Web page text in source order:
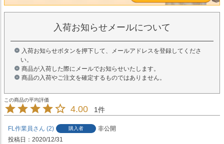
入荷お知らせメールについて
入荷お知らせボタンを押下して、メールアドレスを登録してくださ
い。
商品が入荷した際にメールでお知らせいたします。
商品の入荷やご注文を確定するものではありません。
4.00 1
FL作業員 2 購入者
非公開
投稿日
2020/12/31